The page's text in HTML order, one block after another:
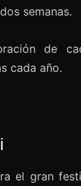
semanas.
de
cada año.
el gran